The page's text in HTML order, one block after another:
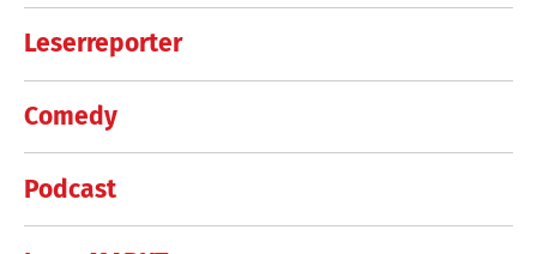
Leserreporter
Comedy
Podcast